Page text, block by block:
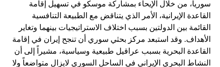
حماس ليست عقبة في المفاوضات وأي حديث من هذا
القبيل تجني على الموقف الفلسطيني.
المعضلة الأساسية هي أن نتنياهو يعرض المجتمع
الإسرائيلي والمنطقة للخطر.
حماس وافقت على الإطار الرئيسي الذي قدمه جو بايدن
سوريا، من خلال الإيحاء بمشاركة موسكو في تسهيل إقامة
القاعدة الإيرانية، الأمر الذي يتناقض مع الطبيعة التنافسية
القائمة بين الدولتين بسبب اختلاف الاستراتيجيات بينهما وتغاير
الأهداف. وقد استبعد مركز بحثي سوري أن تنجح إيران في إقامة
القاعدة البحرية بسبب عراقيل طبيعية وسياسية، مشيراً إلى أن
النشاط البحري الإيراني في الساحل السوري لايزال متواضعاً ولا